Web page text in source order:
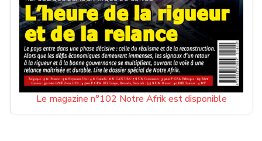
Le magazine n°102 Notre Afrik est disponible